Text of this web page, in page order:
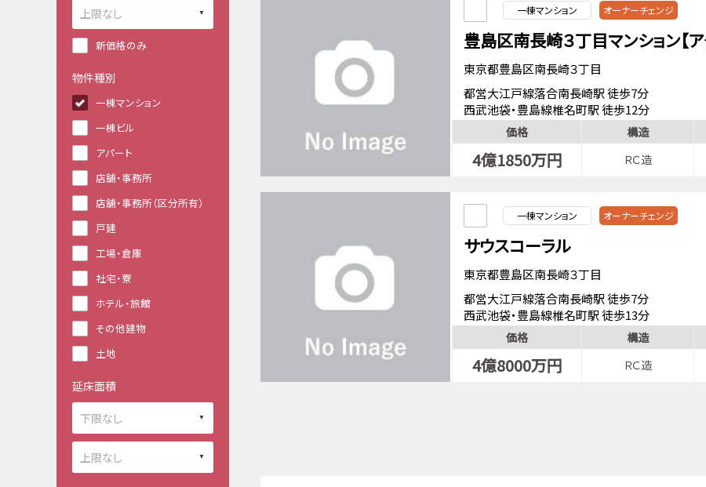
一棟マンション オーナーチェンジ
豊島区南長崎３丁目マンション【
東京都豊島区南長崎３丁目
都営大江戸線落合南長崎駅 徒歩7分
西武池袋・豊島線椎名町駅 徒歩12分
価格 構造
4億1850万円 ＲＣ造
一棟マンション オーナーチェンジ
サウスコーラル
東京都豊島区南長崎３丁目
都営大江戸線落合南長崎駅 徒歩7分
西武池袋・豊島線椎名町駅 徒歩13分
価格 構造
4億8000万円 ＲＣ造
新価格のみ
物件種別
一棟マンション
一棟ビル
アパート
店舗・事務所
店舗・事務所（区分所有）
戸建
工場・倉庫
社宅・寮
ホテル・旅館
その他建物
土地
延床面積